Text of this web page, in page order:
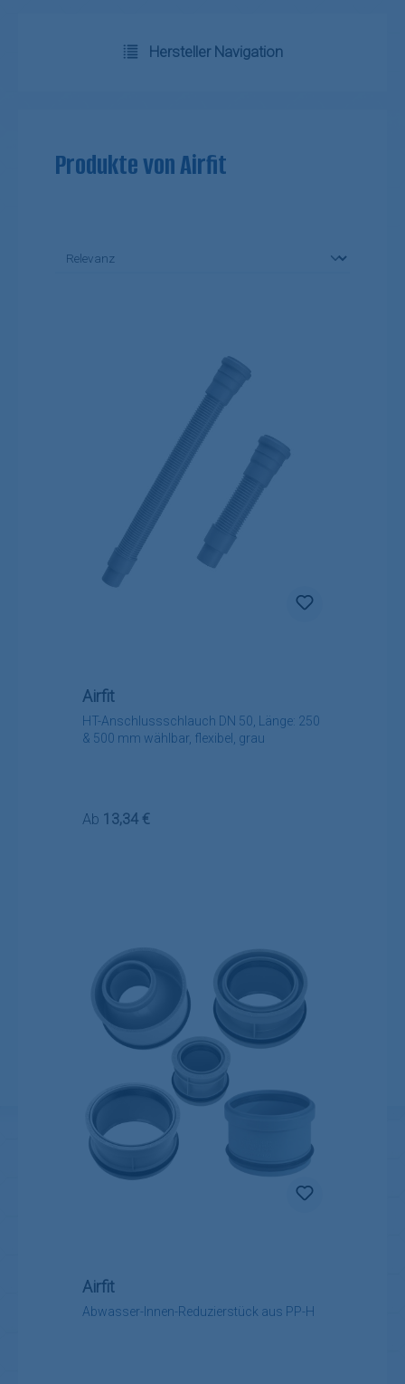
Hersteller Navigation
Produkte von Airfit
HT-Anschlussschlauch DN 50, Länge: 250
& 500 mm wählbar, flexibel, grau
Airfit
Regulärer Preis:
Ab 13,34 €
Abwasser-Innen-Reduzierstück aus PP-H
Airfit